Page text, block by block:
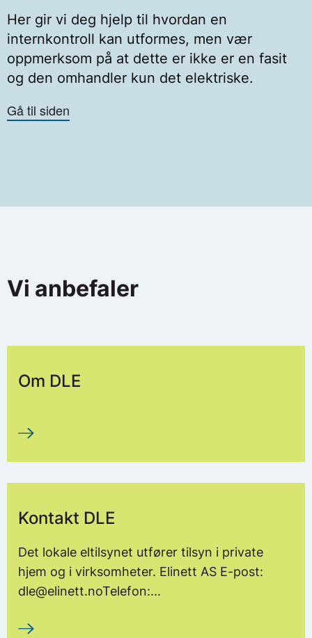
Her gir vi deg hjelp til hvordan en
internkontroll kan utformes, men vær
oppmerksom på at dette er ikke er en fasit
og den omhandler kun det elektriske.
Gå til siden
Vi anbefaler
Om DLE
Kontakt DLE
Det lokale eltilsynet utfører tilsyn i private
hjem og i virksomheter. Elinett AS E-post:
dle@elinett.noTelefon:...